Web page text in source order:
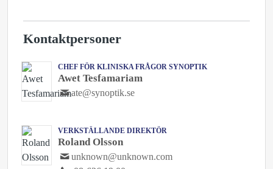
Kontaktpersoner
CHEF FÖR KLINISKA FRÅGOR SYNOPTIK
Awet Tesfamariam
ate@synoptik.se
VERKSTÄLLANDE DIREKTÖR
Roland Olsson
unknown@unknown.com